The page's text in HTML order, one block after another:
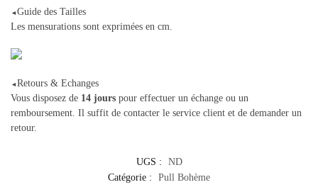
◄Guide des Tailles
Les mensurations sont exprimées en cm.
◄Retours & Echanges
Vous disposez de 14 jours pour effectuer un échange ou un
remboursement. Il suffit de contacter le service client et de demander un
retour.
UGS :
ND
Catégorie :
Pull Bohème